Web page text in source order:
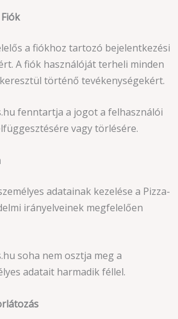
a fiókhoz tartozó bejelentkezési
A fiók használóját terheli minden
történő tevékenységekért.
fenntartja a jogot a felhasználói
vagy törlésére.
adatainak kezelése a Pizza-
irányelveinek megfelelően
soha nem osztja meg a
adatait harmadik féllel.